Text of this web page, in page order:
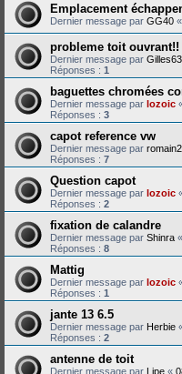
Emplacement
Dernier message par GG40 «
probleme toit ouvrant!!
Dernier message par Gilles63
Réponses : 1
baguettes chromées
Dernier message par lozoic
Réponses : 3
capot reference vw
Dernier message par
Réponses : 7
Question capot
Dernier message par lozoic
Réponses : 2
fixation de calandre
Dernier message par Shinra «
Réponses : 8
Mattig
Dernier message par lozoic
Réponses : 1
jante 13 6.5
Dernier message par Herbie
Réponses : 2
antenne de toit
Dernier message par Lipe «